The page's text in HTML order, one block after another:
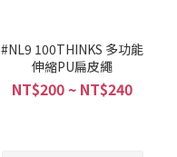
#NL9 100THINKS 多功能
伸縮PU扁皮繩
NT$200 ~ NT$240